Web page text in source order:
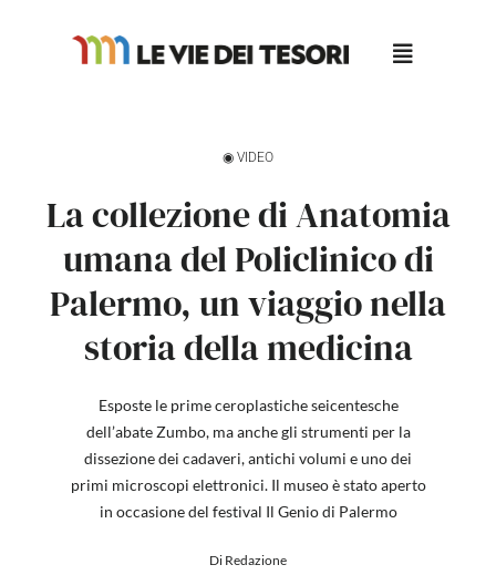
◉ VIDEO
La collezione di Anatomia
umana del Policlinico di
Palermo, un viaggio nella
storia della medicina
Esposte le prime ceroplastiche seicentesche
dell’abate Zumbo, ma anche gli strumenti per la
dissezione dei cadaveri, antichi volumi e uno dei
primi microscopi elettronici. Il museo è stato aperto
in occasione del festival Il Genio di Palermo
Di Redazione